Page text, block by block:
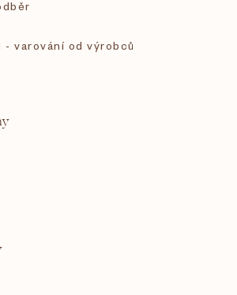
- varování od výrobců